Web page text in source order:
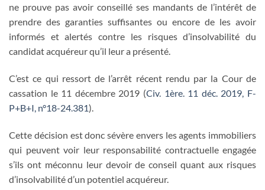
ne prouve pas avoir conseillé ses mandants de l’intérêt de
prendre des garanties suffisantes ou encore de les avoir
informés et alertés contre les risques d’insolvabilité du
candidat acquéreur qu’il leur a présenté.
C’est ce qui ressort de l’arrêt récent rendu par la Cour de
cassation le 11 décembre 2019 (Civ. 1ère. 11 déc. 2019, F-
P+B+I, n°18-24.381).
Cette décision est donc sévère envers les agents immobiliers
qui peuvent voir leur responsabilité contractuelle engagée
s’ils ont méconnu leur devoir de conseil quant aux risques
d’insolvabilité d’un potentiel acquéreur.